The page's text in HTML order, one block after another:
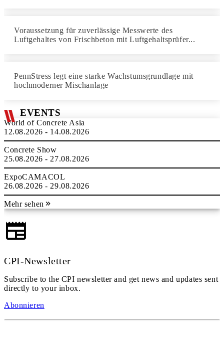
Voraussetzung für zuverlässige Messwerte des
Luftgehaltes von Frischbeton mit Luftgehaltsprüfer...
PennStress legt eine starke Wachstumsgrundlage mit
hochmoderner Mischanlage
EVENTS
World of Concrete Asia
12.08.2026 - 14.08.2026
Concrete Show
25.08.2026 - 27.08.2026
ExpoCAMACOL
26.08.2026 - 29.08.2026
Mehr sehen
CPI-Newsletter
Subscribe to the CPI newsletter and get news and updates sent
directly to your inbox.
Abonnieren